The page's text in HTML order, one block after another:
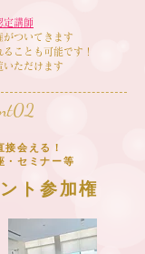
定講師
がついてきます​
ことも可能です！
いただけます
接会える！
・セミナー等
ト参加権​